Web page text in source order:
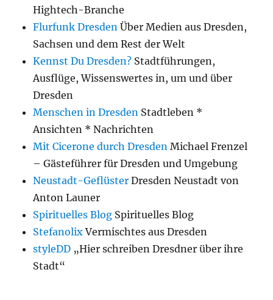
Hightech-Branche
Flurfunk Dresden Über Medien aus Dresden,
Sachsen und dem Rest der Welt
Kennst Du Dresden? Stadtführungen,
Ausflüge, Wissenswertes in, um und über
Dresden
Menschen in Dresden Stadtleben *
Ansichten * Nachrichten
Mit Cicerone durch Dresden Michael Frenzel
– Gästeführer für Dresden und Umgebung
Neustadt-Geflüster Dresden Neustadt von
Anton Launer
Spirituelles Blog Spirituelles Blog
StefanolixVermischtes aus Dresden
styleDD „Hier schreiben Dresdner über ihre
Stadt“